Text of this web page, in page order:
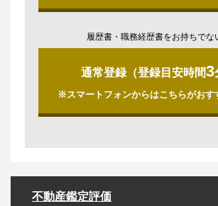
履歴書・職務経歴書をお持ちでな
通常登録（登録目安時間3
※スマートフォンからはこちらがおす
不動産鑑定評価